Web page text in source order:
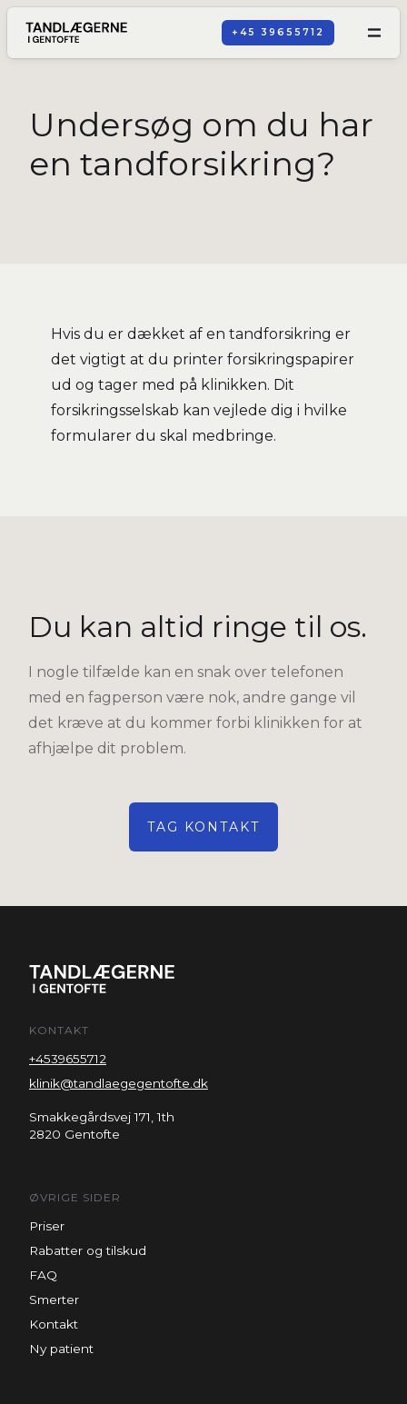
+45 39655712
Undersøg om du har
en tandforsikring?
Hvis du er dækket af en tandforsikring er
det vigtigt at du printer forsikringspapirer
ud og tager med på klinikken. Dit
forsikringsselskab kan vejlede dig i hvilke
formularer du skal medbringe.
Du kan altid ringe til os.
I nogle tilfælde kan en snak over telefonen
med en fagperson være nok, andre gange vil
det kræve at du kommer forbi klinikken for at
afhjælpe dit problem.
TAG KONTAKT
KONTAKT
+4539655712
klinik@tandlaegegentofte.dk
Smakkegårdsvej 171, 1th
2820 Gentofte
ØVRIGE SIDER
Priser
Rabatter og tilskud
FAQ
Smerter
Kontakt
Ny patient